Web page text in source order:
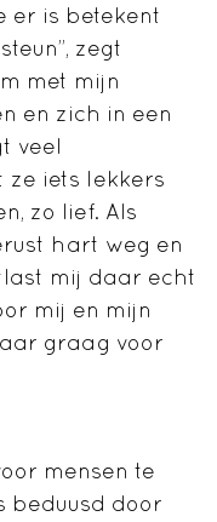
er is betekent
zegt
met mijn
en zich in een
veel
ze iets lekkers
zo lief. Als
hart weg en
mij daar echt
mij en mijn
graag voor
mensen te
beduusd door